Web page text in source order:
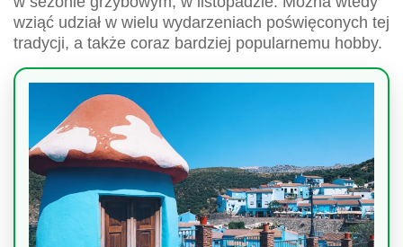
wziąć udział w wielu wydarzeniach poświęconych tej
tradycji, a także coraz bardziej popularnemu hobby.